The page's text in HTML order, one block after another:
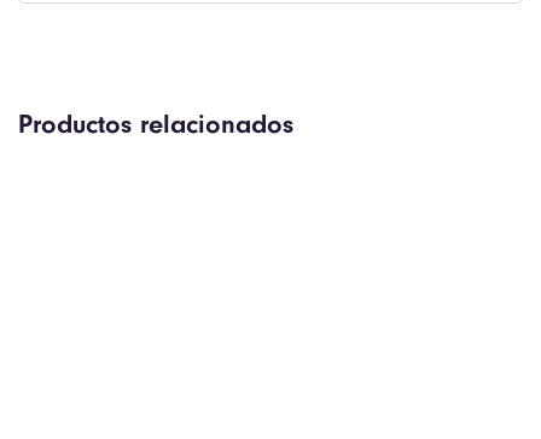
Productos relacionados